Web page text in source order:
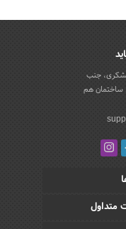
لشکری، جنب
ساختمان هم
متداول